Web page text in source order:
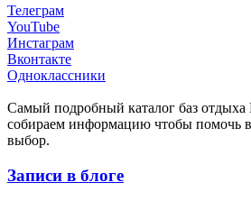
Телеграм
YouTube
Инстаграм
Вконтакте
Одноклассники
Cамый подробный каталог баз
собираем информацию чтобы помочь
выбор.
Записи в блоге